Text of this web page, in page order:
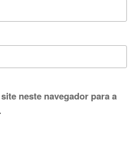
neste navegador para a